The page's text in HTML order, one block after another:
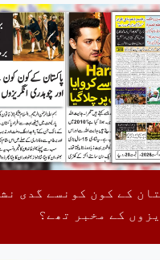
کے کون کونسے گدی
کے مخبر تھے؟